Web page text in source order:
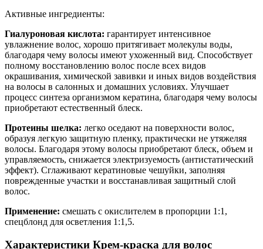
Активные ингредиенты:
Гиалуроновая кислота: гарантирует интенсивное
увлажнение волос, хорошо притягивает молекулы воды,
благодаря чему волосы имеют ухоженный вид. Способствует
полному восстановлению волос после всех видов
окрашивания, химической завивки и иных видов воздействия
на волосы в салонных и домашних условиях. Улучшает
процесс синтеза организмом кератина, благодаря чему волосы
приобретают естественный блеск.
Протеины шелка: легко оседают на поверхности волос,
образуя легкую защитную пленку, практически не утяжеляя
волосы. Благодаря этому волосы приобретают блеск, объем и
управляемость, снижается электризуемость (антистатический
эффект). Сглаживают кератиновые чешуйки, заполняя
поврежденные участки и восстанавливая защитный слой
волос.
Применение: смешать с окислителем в пропорции 1:1,
спецблонд для осветления 1:1,5.
Характеристики Крем-краска для волос